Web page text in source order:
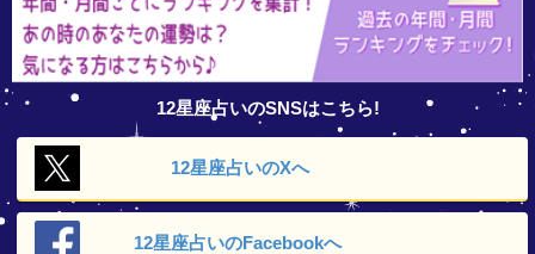
12星座占いのSNSはこちら!
12星座占いのXへ
12星座占いのFacebookへ